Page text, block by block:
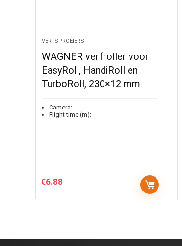
VERFSPROEIERS
WAGNER verfroller voor
EasyRoll, HandiRoll en
TurboRoll, 230×12 mm
Camera: -
Flight time (m): -
€6.88